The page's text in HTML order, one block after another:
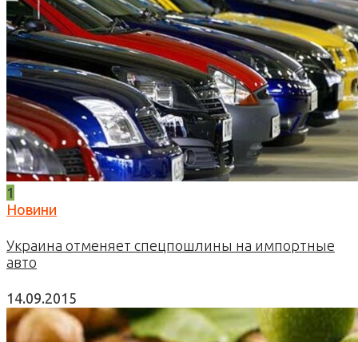
1
Новини
Украина отменяет спецпошлины на импортные
авто
14.09.2015